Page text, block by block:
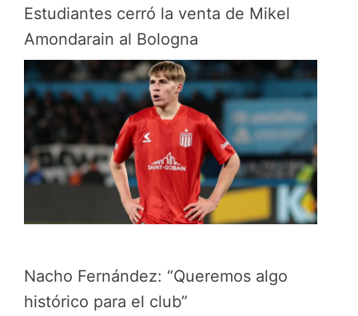
Estudiantes cerró la venta de Mikel
Amondarain al Bologna
Nacho Fernández: “Queremos algo
histórico para el club”